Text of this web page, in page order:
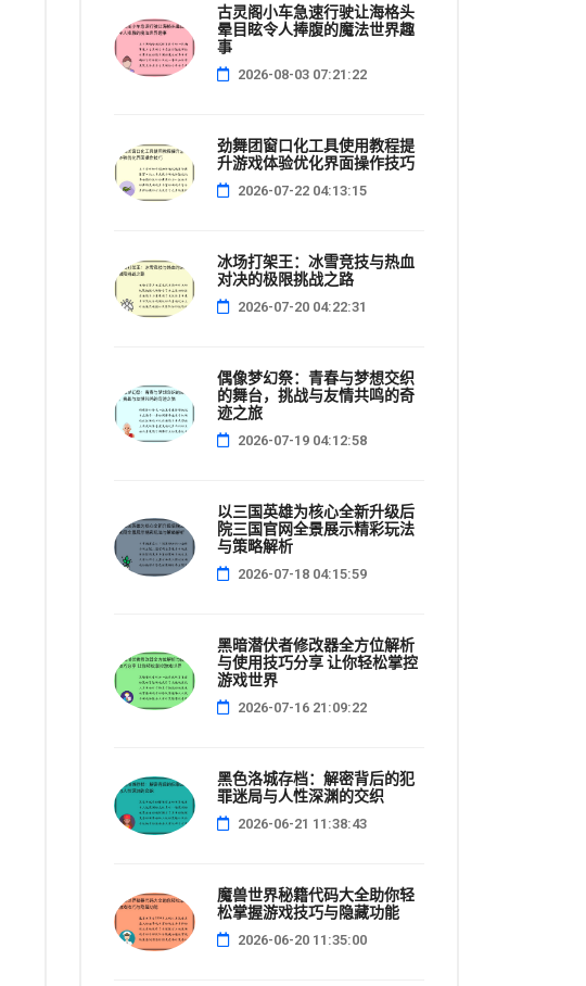
古灵阁小车急速行驶让海格头
晕目眩令人捧腹的魔法世界趣
事
2026-08-03 07:21:22
劲舞团窗口化工具使用教程提
升游戏体验优化界面操作技巧
2026-07-22 04:13:15
冰场打架王：冰雪竞技与热血
对决的极限挑战之路
2026-07-20 04:22:31
偶像梦幻祭：青春与梦想交织
的舞台，挑战与友情共鸣的奇
迹之旅
2026-07-19 04:12:58
以三国英雄为核心全新升级后
院三国官网全景展示精彩玩法
与策略解析
2026-07-18 04:15:59
黑暗潜伏者修改器全方位解析
与使用技巧分享 让你轻松掌控
游戏世界
2026-07-16 21:09:22
黑色洛城存档：解密背后的犯
罪迷局与人性深渊的交织
2026-06-21 11:38:43
魔兽世界秘籍代码大全助你轻
松掌握游戏技巧与隐藏功能
2026-06-20 11:35:00